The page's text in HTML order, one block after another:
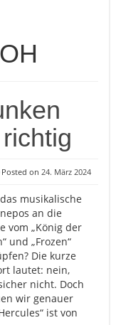
Posted on 24. März 2024
musikalische
an die
vom „König der
und „Frozen“
Die kurze
lautet: nein,
nicht. Doch
wir genauer
ist von